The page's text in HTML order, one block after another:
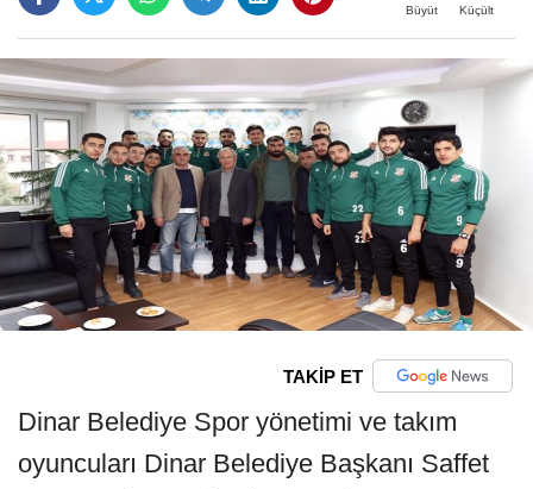
Büyüt Küçült
TAKİP ET
Dinar Belediye Spor yönetimi ve takım
oyuncuları Dinar Belediye Başkanı Saffet